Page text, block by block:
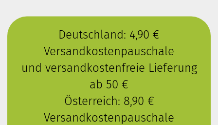
Deutschland: 4,90 €
Versandkostenpauschale
und versandkostenfreie Lieferung
ab 50 €
Österreich: 8,90 €
Versandkostenpauschale